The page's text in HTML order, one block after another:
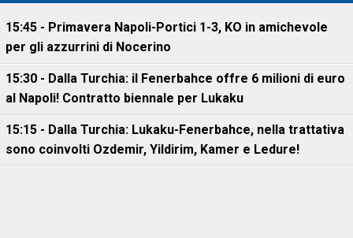
15:45 - Primavera Napoli-Portici 1-3, KO in amichevole
per gli azzurrini di Nocerino
15:30 - Dalla Turchia: il Fenerbahce offre 6 milioni di euro
al Napoli! Contratto biennale per Lukaku
15:15 - Dalla Turchia: Lukaku-Fenerbahce, nella trattativa
sono coinvolti Ozdemir, Yildirim, Kamer e Ledure!